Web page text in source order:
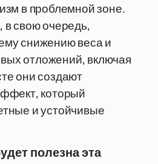
в проблемной зоне.
в свою очередь,
снижению веса и
отложений, включая
они создают
который
и устойчивые
полезна эта